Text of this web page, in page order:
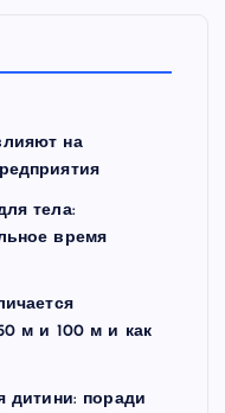
на
тела:
время
м и 100 м и как
дитини: поради